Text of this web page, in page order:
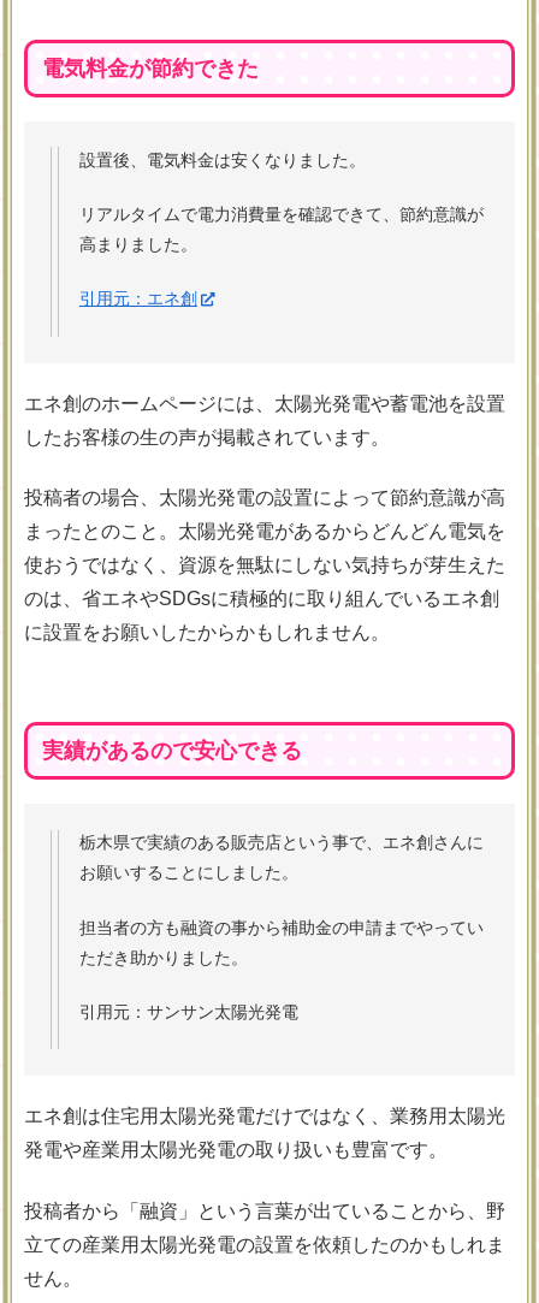
電気料金が節約できた
設置後、電気料金は安くなりました。
リアルタイムで電力消費量を確認できて、節約意識が
高まりました。
引用元：エネ創
エネ創のホームページには、太陽光発電や蓄電池を設置
したお客様の生の声が掲載されています。
投稿者の場合、太陽光発電の設置によって節約意識が高
まったとのこと。太陽光発電があるからどんどん電気を
使おうではなく、資源を無駄にしない気持ちが芽生えた
のは、省エネやSDGsに積極的に取り組んでいるエネ創
に設置をお願いしたからかもしれません。
実績があるので安心できる
栃木県で実績のある販売店という事で、エネ創さんに
お願いすることにしました。
担当者の方も融資の事から補助金の申請までやってい
ただき助かりました。
引用元：サンサン太陽光発電
エネ創は住宅用太陽光発電だけではなく、業務用太陽光
発電や産業用太陽光発電の取り扱いも豊富です。
投稿者から「融資」という言葉が出ていることから、野
立ての産業用太陽光発電の設置を依頼したのかもしれま
せん。